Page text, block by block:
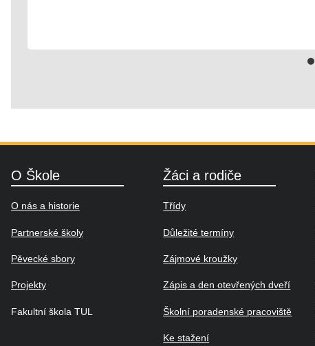
O Škole
O nás a historie
Partnerské školy
Pěvecké sbory
Projekty
Fakultní škola TUL
Žáci a rodiče
Třídy
Důležité termíny
Zájmové kroužky
Zápis a den otevřených dveří
Školní poradenské pracoviště
Ke stažení